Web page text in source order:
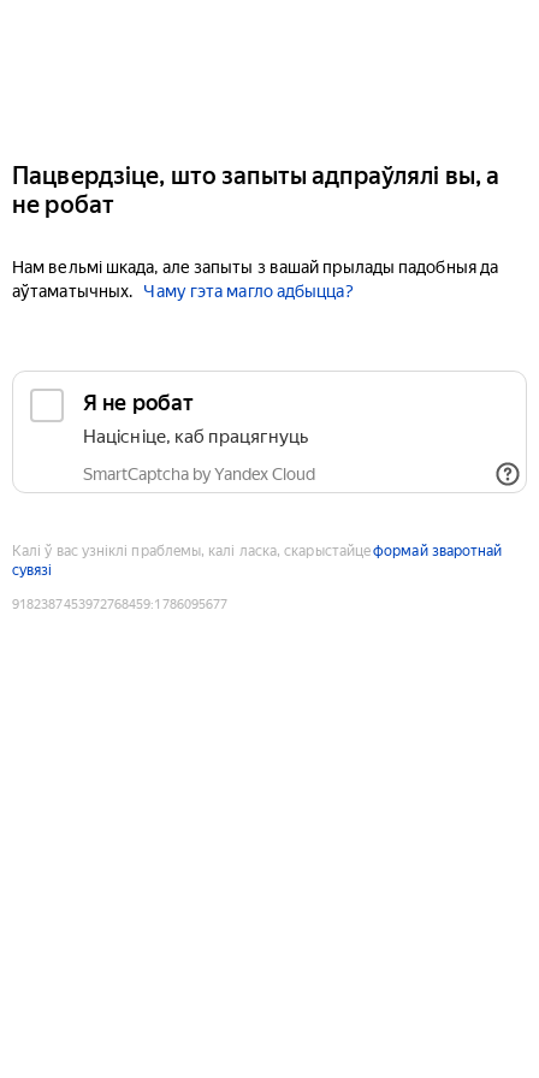
Пацвердзіце, што запыты адпраўлялі вы, а
не робат
Нам вельмі шкада, але запыты з вашай прылады падобныя да
аўтаматычных.
Чаму гэта магло адбыцца?
Я не робат
Націсніце, каб працягнуць
SmartCaptcha by Yandex Cloud
Калі ў вас узніклі праблемы, калі ласка, скарыстайцеформай зваротнай
сувязі
9182387453972768459:1786095677